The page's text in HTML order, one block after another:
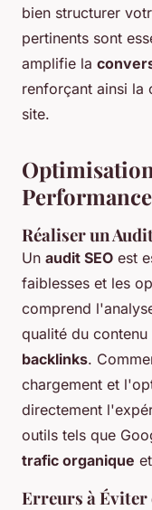
bien structurer
pertinents sont
amplifie la
renforçant ainsi la
site.
Réaliser un
Un audit SEO est
faiblesses et les
comprend
qualité du
backlinks.
chargement et
directement
outils tels que
trafic organique
Erreurs à